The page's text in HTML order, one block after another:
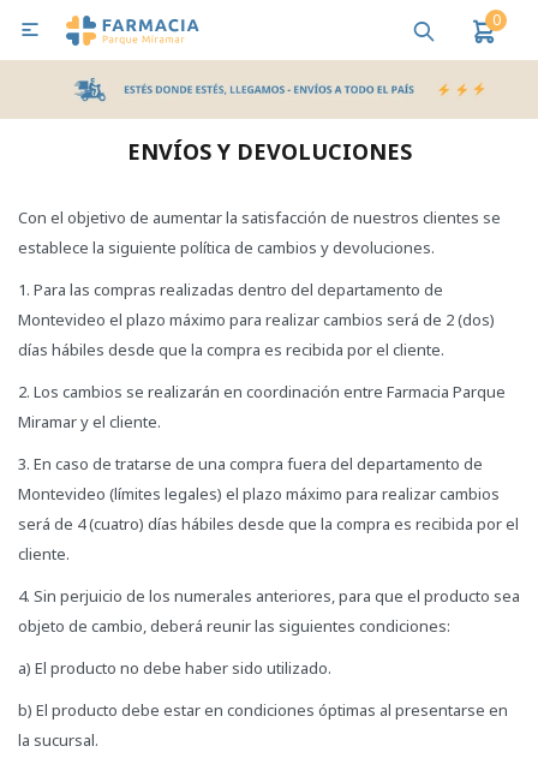
0

ENVÍOS Y DEVOLUCIONES
Con el objetivo de aumentar la satisfacción de nuestros clientes se
establece la siguiente política de cambios y devoluciones.
1. Para las compras realizadas dentro del departamento de
Montevideo el plazo máximo para realizar cambios será de 2 (dos)
días hábiles desde que la compra es recibida por el cliente.
2. Los cambios se realizarán en coordinación entre Farmacia Parque
Miramar y el cliente.
3. En caso de tratarse de una compra fuera del departamento de
Montevideo (límites legales) el plazo máximo para realizar cambios
será de 4 (cuatro) días hábiles desde que la compra es recibida por el
cliente.
4. Sin perjuicio de los numerales anteriores, para que el producto sea
objeto de cambio, deberá reunir las siguientes condiciones:
a) El producto no debe haber sido utilizado.
b) El producto debe estar en condiciones óptimas al presentarse en
la sucursal.
MI CUENTA
Bebes y Maternidad Salud
Lactancia y Nutrición
Higiene y Bienestar